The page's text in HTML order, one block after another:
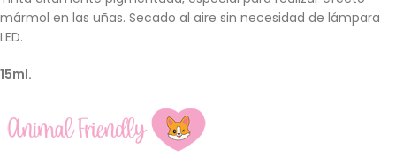
mármol en las uñas. Secado al aire sin necesidad de lámpara
LED.
15ml.